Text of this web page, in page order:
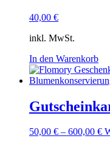
40,00 €
inkl. MwSt.
In den Warenkorb
50,00 € – 600,00 €